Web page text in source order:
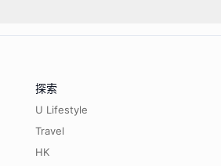
探索
U Lifestyle
Travel
HK